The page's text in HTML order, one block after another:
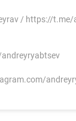
/ https://t.me/